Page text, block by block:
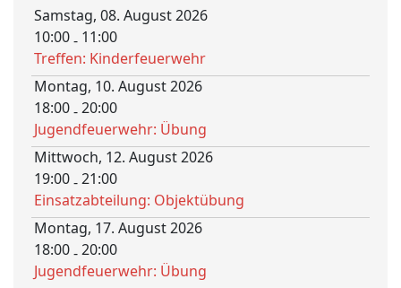
Samstag, 08. August 2026
10:00- 11:00
Treffen: Kinderfeuerwehr
Montag, 10. August 2026
18:00-20:00
Jugendfeuerwehr: Übung
Mittwoch, 12. August 2026
19:00-21:00
Einsatzabteilung: Objektübung
Montag, 17. August 2026
18:00-20:00
Jugendfeuerwehr: Übung